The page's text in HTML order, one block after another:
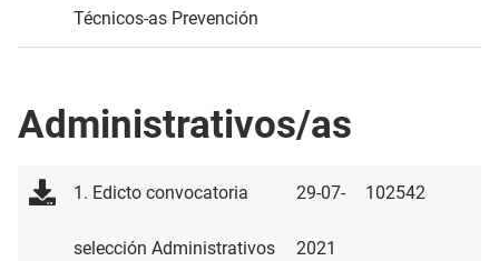
Técnicos-as Prevención
Administrativos/as
1. Edicto convocatoria
selección Administrativos
29-07-
2021
102542